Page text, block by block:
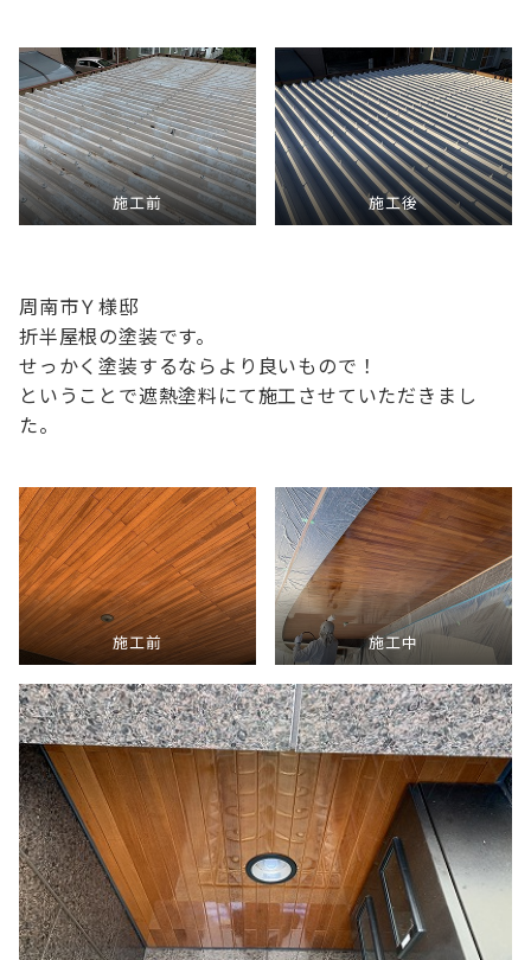
施工前 施工後
周南市Ｙ様邸
折半屋根の塗装です。
せっかく塗装するならより良いもので！
ということで遮熱塗料にて施工させていただきまし
た。
施工前 施工中